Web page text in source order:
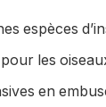
espèces
les
en